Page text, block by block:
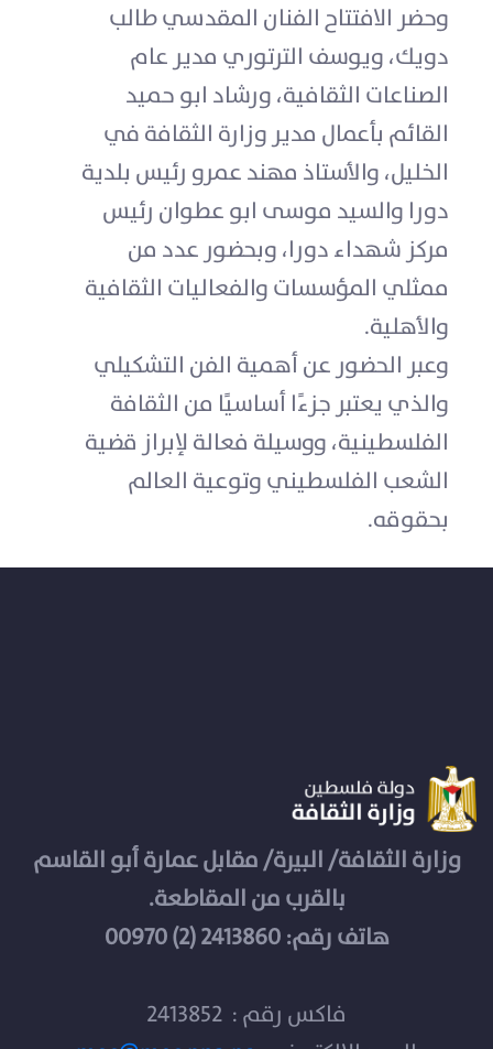
وحضر الافتتاح الفنان المقدسي طالب
دويك، ويوسف الترتوري مدير عام
الصناعات الثقافية، ورشاد ابو حميد
القائم بأعمال مدير وزارة الثقافة في
الخليل، والأستاذ مهند عمرو رئيس بلدية
دورا والسيد موسى ابو عطوان رئيس
مركز شهداء دورا، وبحضور عدد من
ممثلي المؤسسات والفعاليات الثقافية
والأهلية.
وعبر الحضور عن أهمية الفن التشكيلي
والذي يعتبر جزءًا أساسيًا من الثقافة
الفلسطينية، ووسيلة فعالة لإبراز قضية
الشعب الفلسطيني وتوعية العالم
بحقوقه.
وزارة الثقافة/ البيرة/ مقابل عمارة أبو القاسم
بالقرب من المقاطعة.
هاتف رقم: 2413860 (2) 00970
فاكس رقم : 2413852